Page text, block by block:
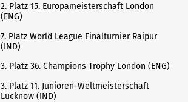
2. Platz 15. Europameisterschaft London
(ENG)
7. Platz World League Finalturnier Raipur
(IND)
3. Platz 36. Champions Trophy London (ENG)
3. Platz 11. Junioren-Weltmeisterschaft
Lucknow (IND)